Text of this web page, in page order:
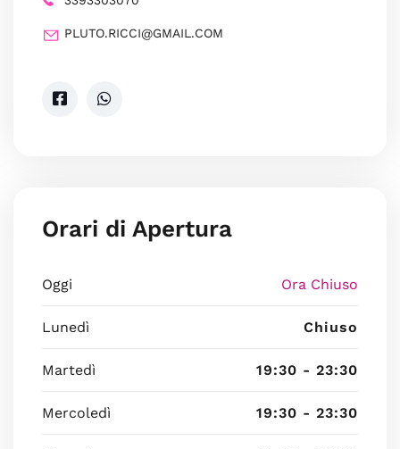
PLUTO.RICCI@GMAIL.COM
Orari di Apertura
Oggi Ora Chiuso
Lunedì Chiuso
Martedì 19:30 - 23:30
Mercoledì 19:30 - 23:30